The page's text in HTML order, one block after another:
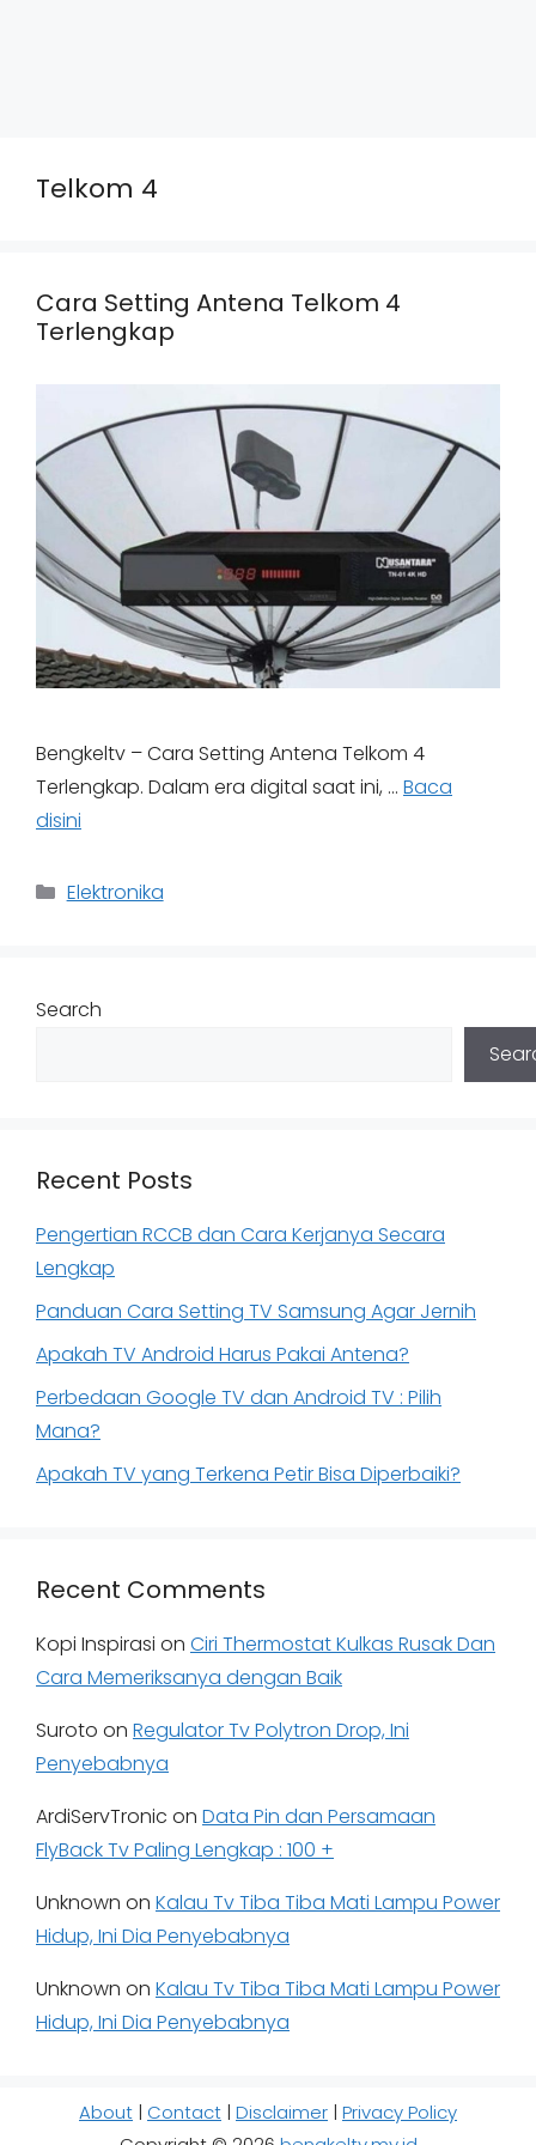
Telkom 4
Cara Setting Antena Telkom 4
Terlengkap
Bengkeltv – Cara Setting Antena Telkom 4
Terlengkap. Dalam era digital saat ini, … Baca
disini
Categories
Elektronika
Search
Recent Posts
Pengertian RCCB dan Cara Kerjanya Secara
Lengkap
Panduan Cara Setting TV Samsung Agar Jernih
Apakah TV Android Harus Pakai Antena?
Perbedaan Google TV dan Android TV : Pilih
Mana?
Apakah TV yang Terkena Petir Bisa Diperbaiki?
Recent Comments
Kopi Inspirasi on Ciri Thermostat Kulkas Rusak Dan
Cara Memeriksanya dengan Baik
Suroto on Regulator Tv Polytron Drop, Ini
Penyebabnya
ArdiServTronic on Data Pin dan Persamaan
FlyBack Tv Paling Lengkap : 100 +
Unknown on Kalau Tv Tiba Tiba Mati Lampu Power
Hidup, Ini Dia Penyebabnya
Unknown on Kalau Tv Tiba Tiba Mati Lampu Power
Hidup, Ini Dia Penyebabnya
About | Contact | Disclaimer | Privacy Policy